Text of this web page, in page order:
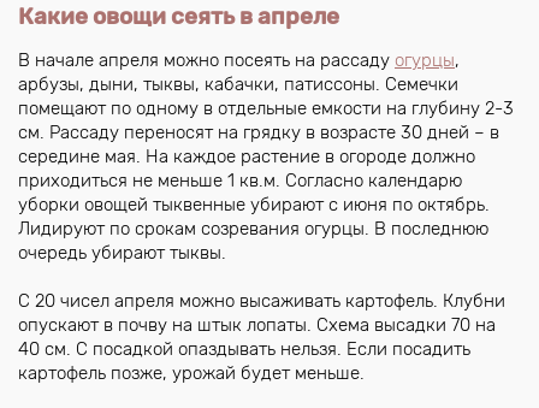
Какие овощи сеять в апреле
В начале апреля можно посеять на рассаду огурцы,
арбузы, дыни, тыквы, кабачки, патиссоны. Семечки
помещают по одному в отдельные емкости на глубину 2-3
см. Рассаду переносят на грядку в возрасте 30 дней – в
середине мая. На каждое растение в огороде должно
приходиться не меньше 1 кв.м. Согласно календарю
уборки овощей тыквенные убирают с июня по октябрь.
Лидируют по срокам созревания огурцы. В последнюю
очередь убирают тыквы.
С 20 чисел апреля можно высаживать картофель. Клубни
опускают в почву на штык лопаты. Схема высадки 70 на
40 см. С посадкой опаздывать нельзя. Если посадить
картофель позже, урожай будет меньше.